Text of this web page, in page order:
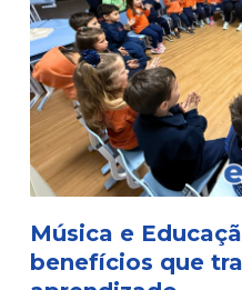
Música e
benefícios que